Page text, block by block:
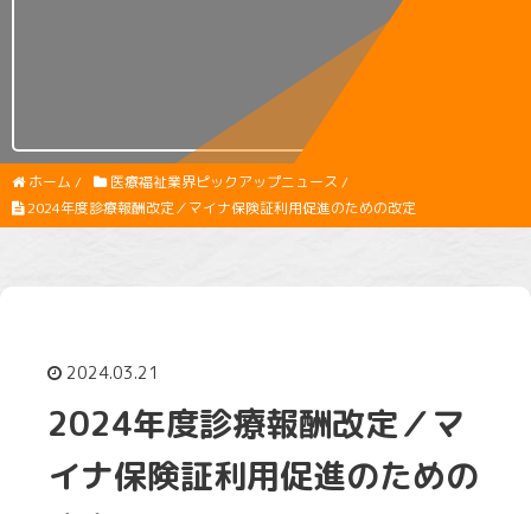
ホーム / 医療福祉業界ピックアップニュース /
2024年度診療報酬改定／マイナ保険証利用促進のための改定
2024.03.21
2024年度診療報酬改定／マ
イナ保険証利用促進のための